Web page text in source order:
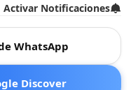
Activar Notificaciones
WhatsApp
Discover